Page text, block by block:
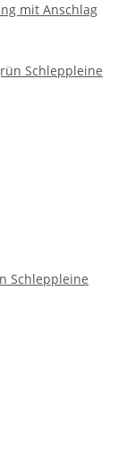
mit Anschlag
Schleppleine